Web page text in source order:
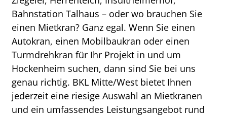
Bahnstation Talhaus – oder wo brauchen Sie
einen Mietkran? Ganz egal. Wenn Sie einen
Autokran, einen Mobilbaukran oder einen
Turmdrehkran für Ihr Projekt in und um
Hockenheim suchen, dann sind Sie bei uns
genau richtig. BKL Mitte/West bietet Ihnen
jederzeit eine riesige Auswahl an Mietkranen
und ein umfassendes Leistungsangebot rund